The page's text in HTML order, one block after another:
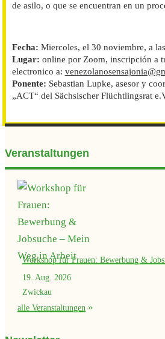
de asilo, o que se encuentran en un
Fecha: Miercoles, el 30 noviembre, a
Lugar: online por Zoom, inscripción a
electronico a:
Ponente: Sebastian Lupke, asesor y
„ACT“ del Sächsischer Flüchtlingsrat
Veranstaltungen
Workshop für Frauen: Bewerbung &
19. Aug. 2026
Zwickau
alle Veranstaltungen